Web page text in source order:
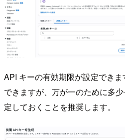
API キーの有効期限が設定できま
できますが、万が一のために多
定しておくことを推奨します。